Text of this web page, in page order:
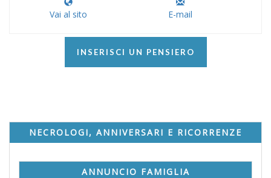
Vai al sito E-mail
INSERISCI UN PENSIERO
NECROLOGI, ANNIVERSARI E RICORRENZE
ANNUNCIO FAMIGLIA